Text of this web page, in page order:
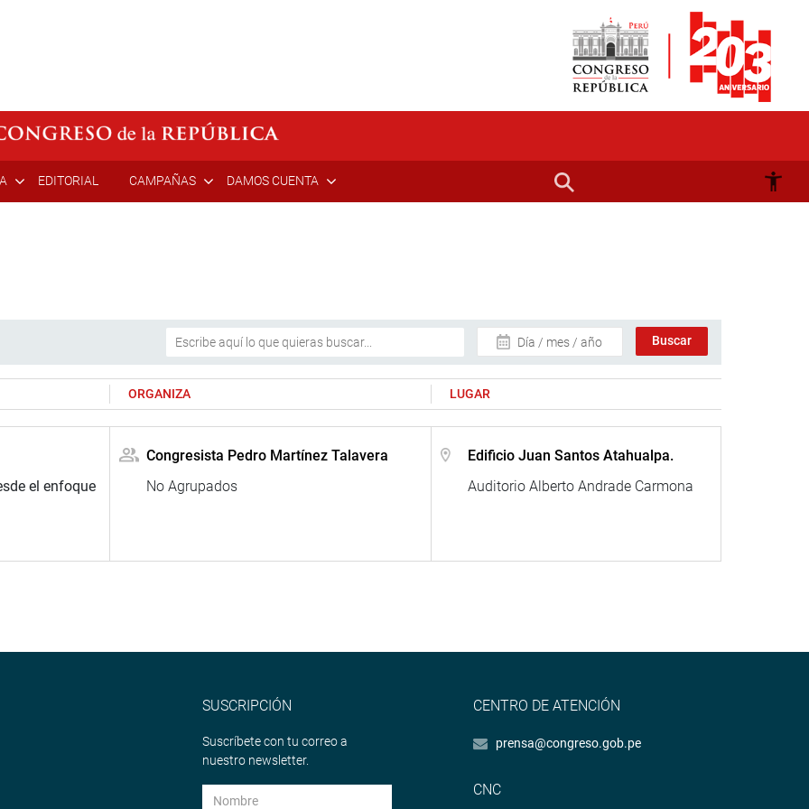
EDITORIAL CAMPAÑAS DAMOS CUENTA
Día / mes / año
ORGANIZA LUGAR
el enfoque
Congresista Pedro Martínez Talavera
No Agrupados
Edificio Juan Santos Atahualpa.
Auditorio Alberto Andrade Carmona
SUSCRIPCIÓN
Suscríbete con tu correo a
nuestro newsletter.
CENTRO DE ATENCIÓN
prensa@congreso.gob.pe
CNC